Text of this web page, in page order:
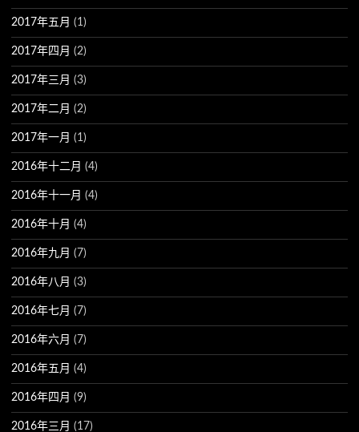
2017年五月 (1)
2017年四月 (2)
2017年三月 (3)
2017年二月 (2)
2017年一月 (1)
2016年十二月 (4)
2016年十一月 (4)
2016年十月 (4)
2016年九月 (7)
2016年八月 (3)
2016年七月 (7)
2016年六月 (7)
2016年五月 (4)
2016年四月 (9)
2016年三月 (17)